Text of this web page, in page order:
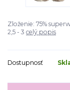
Zloženie: 75%
2,5 - 3 celý popis
Dostupnosť